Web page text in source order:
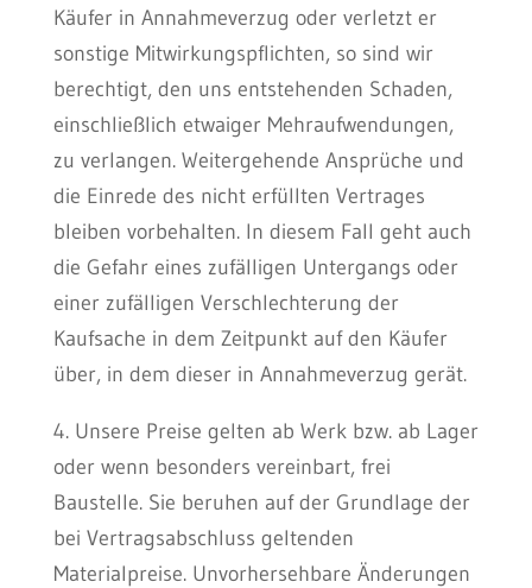
Käufer in Annahmeverzug oder verletzt er
sonstige Mitwirkungspflichten, so sind wir
berechtigt, den uns entstehenden Schaden,
einschließlich etwaiger Mehraufwendungen,
zu verlangen. Weitergehende Ansprüche und
die Einrede des nicht erfüllten Vertrages
bleiben vorbehalten. In diesem Fall geht auch
die Gefahr eines zufälligen Untergangs oder
einer zufälligen Verschlechterung der
Kaufsache in dem Zeitpunkt auf den Käufer
über, in dem dieser in Annahmeverzug gerät.
4. Unsere Preise gelten ab Werk bzw. ab Lager
oder wenn besonders vereinbart, frei
Baustelle. Sie beruhen auf der Grundlage der
bei Vertragsabschluss geltenden
Materialpreise. Unvorhersehbare Änderungen